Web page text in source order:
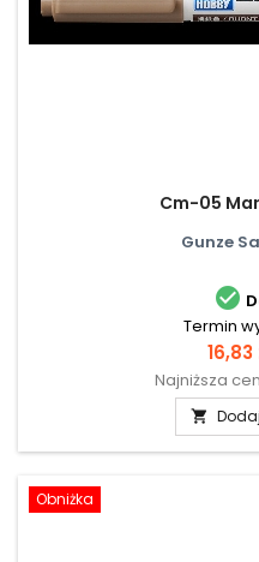
Cm-05
Gunze

Termin
Cena
16,83
Najniższa

Obniżka